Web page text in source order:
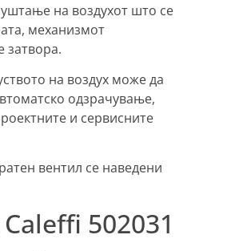
на воздухот што се
механизмот
затвора.
на воздух може да
одзрачување,
и сервисните
вентил се наведени
502031